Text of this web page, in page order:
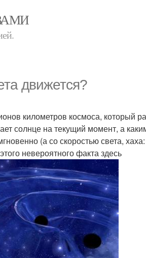
движется?
километров космоса, который
солнце на текущий момент, а
(а со скоростью света, хаха:
невероятного факта здесь